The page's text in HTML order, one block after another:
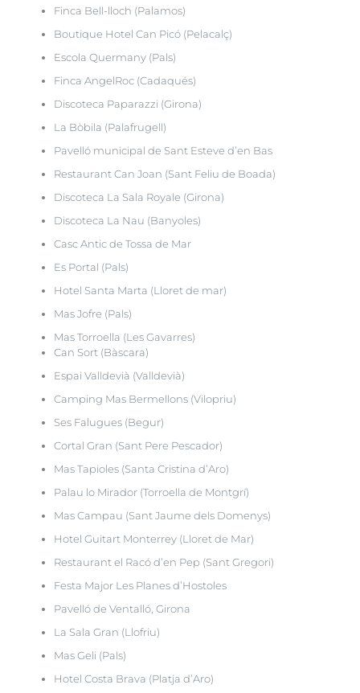
Finca Bell-lloch (Palamos)
Boutique Hotel Can Picó (Pelacalç)
Escola Quermany (Pals)
Finca AngelRoc (Cadaqués)
Discoteca Paparazzi (Girona)
La Bòbila (Palafrugell)
Pavelló municipal de Sant Esteve d’en Bas
Restaurant Can Joan (Sant Feliu de Boada)
Discoteca La Sala Royale (Girona)
Discoteca La Nau (Banyoles)
Casc Antic de Tossa de Mar
Es Portal (Pals)
Hotel Santa Marta (Lloret de mar)
Mas Jofre (Pals)
Mas Torroella (Les Gavarres)
Can Sort (Bàscara)
Espai Valldevià (Valldevià)
Camping Mas Bermellons (Vilopriu)
Ses Falugues (Begur)
Cortal Gran (Sant Pere Pescador)
Mas Tapioles (Santa Cristina d’Aro)
Palau lo Mirador (Torroella de Montgrí)
Mas Campau (Sant Jaume dels Domenys)
Hotel Guitart Monterrey (Lloret de Mar)
Restaurant el Racó d’en Pep (Sant Gregori)
Festa Major Les Planes d’Hostoles
Pavelló de Ventalló, Girona
La Sala Gran (Llofriu)
Mas Geli (Pals)
Hotel Costa Brava (Platja d’Aro)